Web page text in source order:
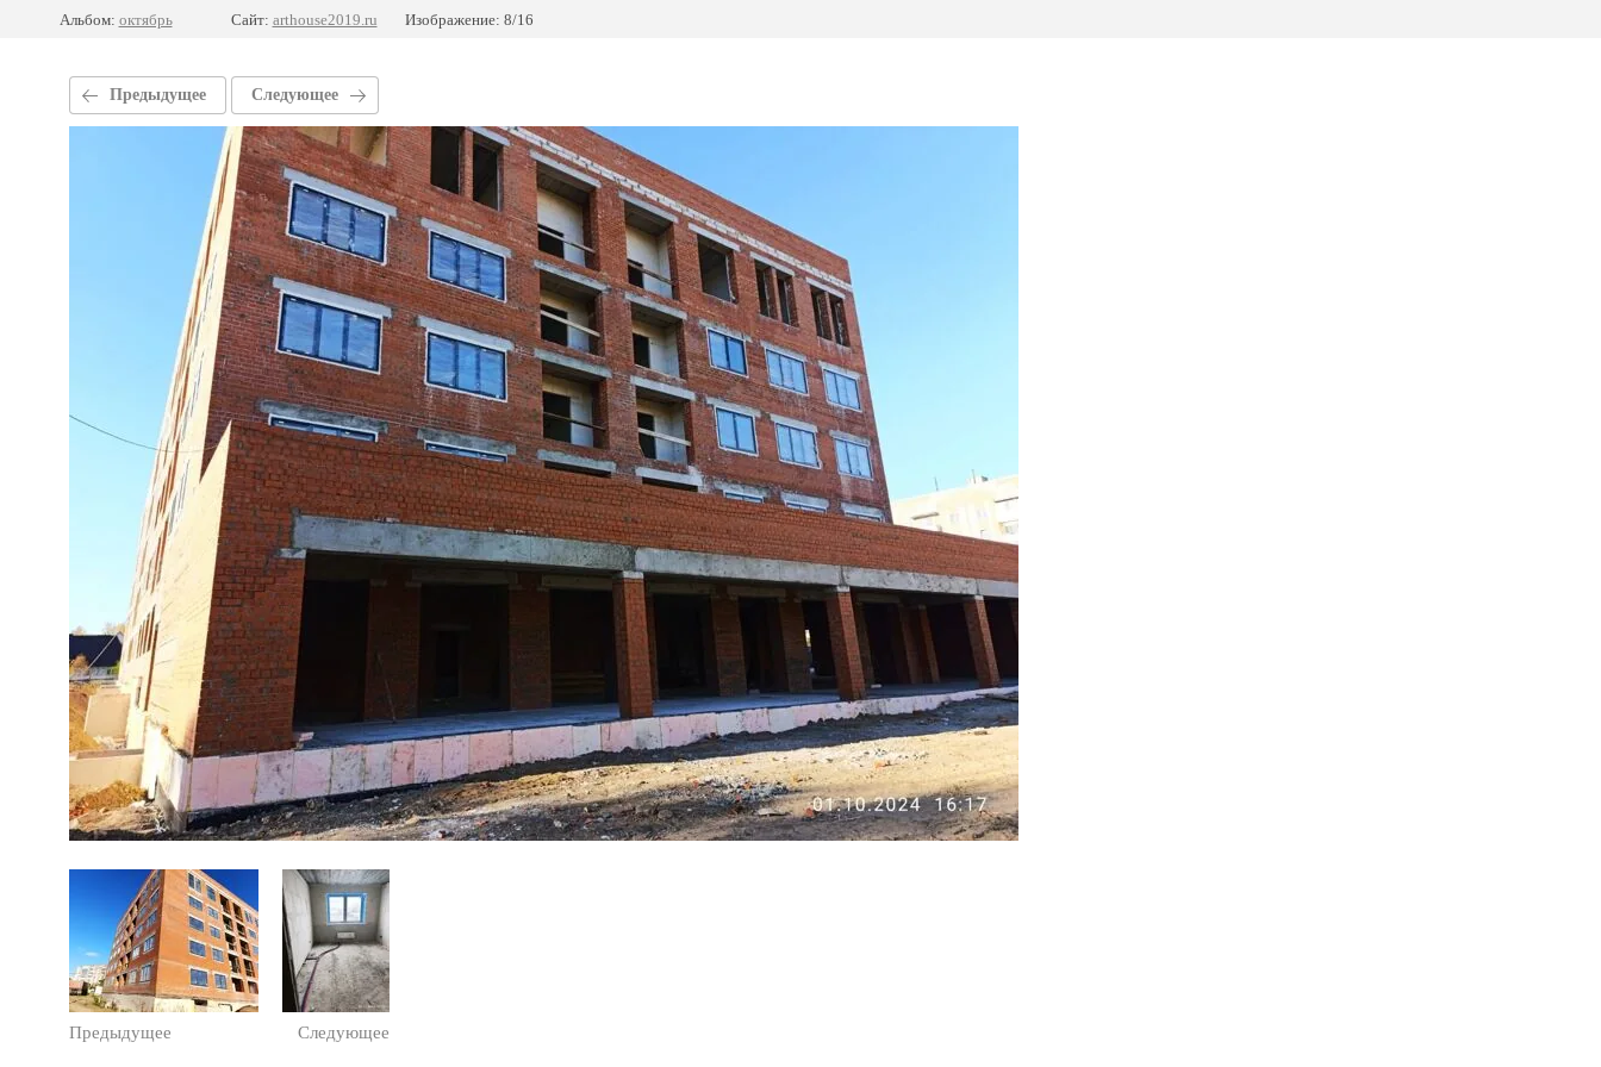
Альбом: октябрь Сайт: arthouse2019.ru Изображение: 8/16
Предыдущее Следующее
Предыдущее Следующее